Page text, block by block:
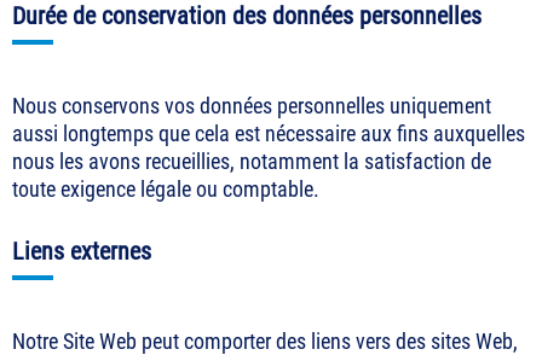
Durée de conservation des données personnelles
Nous conservons vos données personnelles uniquement
aussi longtemps que cela est nécessaire aux fins auxquelles
nous les avons recueillies, notamment la satisfaction de
toute exigence légale ou comptable.
Liens externes
Notre Site Web peut comporter des liens vers des sites Web,